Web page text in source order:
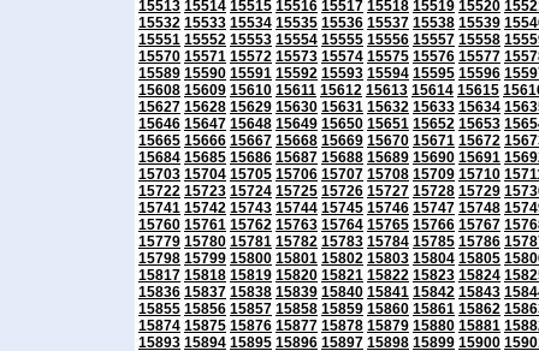
15513 15514 15515 15516 15517 15518 15519 15520
15532 15533 15534 15535 15536 15537 15538 15539
15551 15552 15553 15554 15555 15556 15557 15558
15570 15571 15572 15573 15574 15575 15576 15577
15589 15590 15591 15592 15593 15594 15595 15596
15608 15609 15610 15611 15612 15613 15614 15615
15627 15628 15629 15630 15631 15632 15633 15634
15646 15647 15648 15649 15650 15651 15652 15653
15665 15666 15667 15668 15669 15670 15671 15672
15684 15685 15686 15687 15688 15689 15690 15691
15703 15704 15705 15706 15707 15708 15709 15710
15722 15723 15724 15725 15726 15727 15728 15729
15741 15742 15743 15744 15745 15746 15747 15748
15760 15761 15762 15763 15764 15765 15766 15767
15779 15780 15781 15782 15783 15784 15785 15786
15798 15799 15800 15801 15802 15803 15804 15805
15817 15818 15819 15820 15821 15822 15823 15824
15836 15837 15838 15839 15840 15841 15842 15843
15855 15856 15857 15858 15859 15860 15861 15862
15874 15875 15876 15877 15878 15879 15880 15881
15893 15894 15895 15896 15897 15898 15899 15900